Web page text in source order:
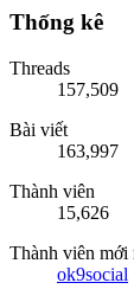
Thống kê
Threads
157,509
Bài viết
163,997
Thành viên
15,626
Thành viên mới
ok9social